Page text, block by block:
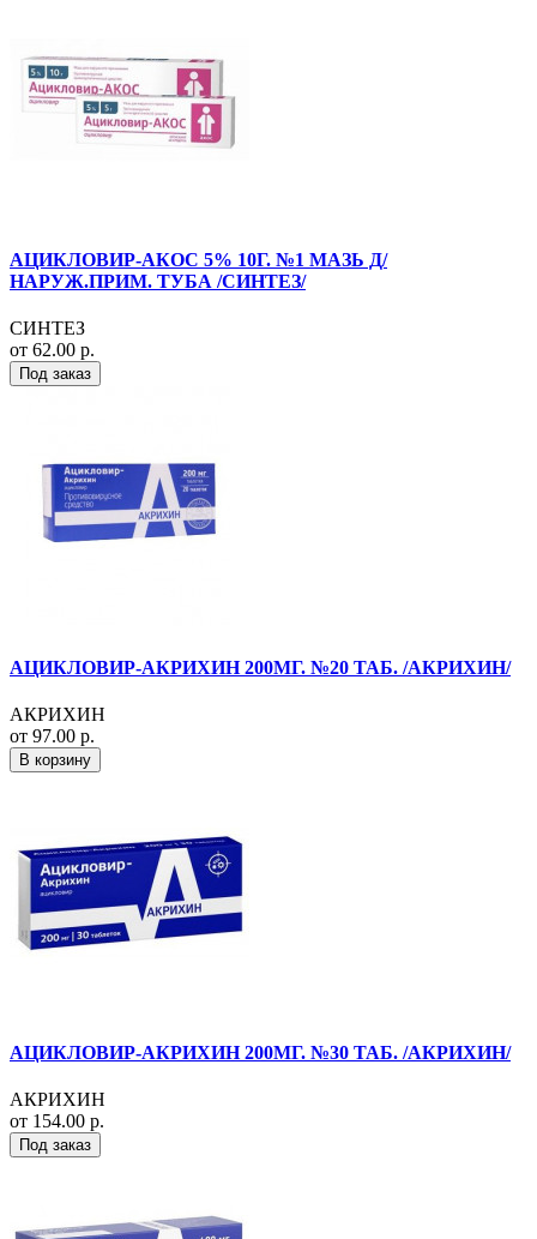
АЦИКЛОВИР-АКОС 5% 10Г. №1 МАЗЬ Д/
НАРУЖ.ПРИМ. ТУБА /СИНТЕЗ/
СИНТЕЗ
от 62.00 р.
Под заказ
АЦИКЛОВИР-АКРИХИН 200МГ. №20 ТАБ. /АКРИХИН/
АКРИХИН
от 97.00 р.
В корзину
АЦИКЛОВИР-АКРИХИН 200МГ. №30 ТАБ. /АКРИХИН/
АКРИХИН
от 154.00 р.
Под заказ